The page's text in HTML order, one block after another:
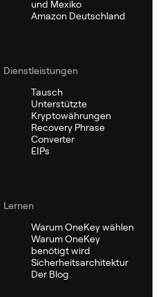
und Mexiko
Amazon Deutschland
Dienstleistungen
Tausch
Unterstützte
Kryptowährungen
Recovery Phrase
Converter
EIPs
Lernen
Warum OneKey wählen
Warum OneKey
benötigt wird
Sicherheitsarchitektur
Der Blog